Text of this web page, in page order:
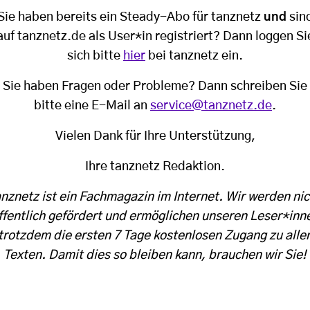
haben bereits ein Steady-Abo für tanznetz und
tanznetz.de als User*in registriert? Dann loggen
sich bitte hier bei tanznetz ein.
Sie haben Fragen oder Probleme? Dann schreiben Sie
bitte eine E-Mail an service@tanznetz.de.
Vielen Dank für Ihre Unterstützung,
Ihre tanznetz Redaktion.
ist ein Fachmagazin im Internet. Wir werden
gefördert und ermöglichen unseren
die ersten 7 Tage kostenlosen Zugang zu
Texten. Damit dies so bleiben kann, brauchen wir Sie!